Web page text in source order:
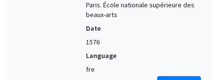
Paris. École nationale supérieure des
beaux-arts
Date
1576
Language
fre